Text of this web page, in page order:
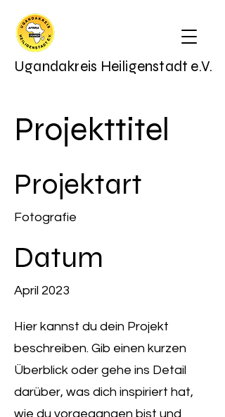
Ugandakreis Heiligenstadt e.V.
Projekttitel
Projektart
Fotografie
Datum
April 2023
Hier kannst du dein Projekt
beschreiben. Gib einen kurzen
Überblick oder gehe ins Detail
darüber, was dich inspiriert hat,
wie du vorgegangen bist und